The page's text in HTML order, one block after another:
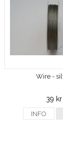
Wire -
39 kr
INFO